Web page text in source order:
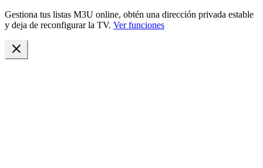
Gestiona tus listas M3U online, obtén una dirección privada estable
y deja de reconfigurar la TV. Ver funciones